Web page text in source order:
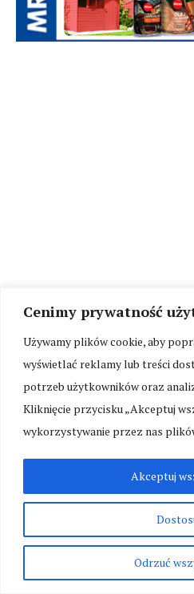
Cenimy prywatność
Używamy plików cookie, aby
wyświetlać reklamy lub treści
potrzeb użytkowników oraz
Kliknięcie przycisku „Akceptuj
wykorzystywanie przez nas
Odrzuć
Akceptuj
Szukaj